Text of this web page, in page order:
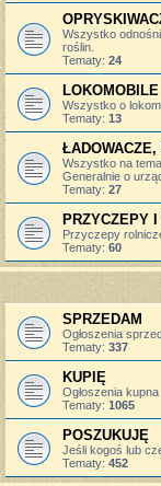
Wszystko
roślin.
Tematy: 24
LOKOMOBILE
Wszystko o
Tematy: 13
Wszystko na
Generalnie o
Tematy: 27
PRZYCZEPY
Przyczepy
Tematy: 60
SPRZEDAM
Ogłoszenia
Tematy: 337
KUPIĘ
Ogłoszenia kupna
Tematy: 1065
POSZUKUJĘ
Jeśli kogoś lub
Tematy: 452